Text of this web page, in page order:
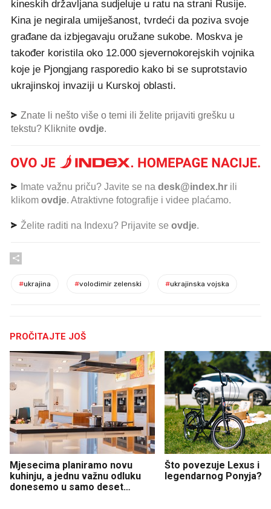
kineskih državljana sudjeluje u ratu na strani Rusije.
Kina je negirala umiješanost, tvrdeći da poziva svoje
građane da izbjegavaju oružane sukobe. Moskva je
također koristila oko 12.000 sjevernokorejskih vojnika
koje je Pjongjang rasporedio kako bi se suprotstavio
ukrajinskoj invaziji u Kurskoj oblasti.
Znate li nešto više o temi ili želite prijaviti grešku u
tekstu? Kliknite ovdje.
Imate važnu priču? Javite se na desk@index.hr ili
klikom ovdje. Atraktivne fotografije i videe plaćamo.
Želite raditi na Indexu? Prijavite se ovdje.
#ukrajina #volodimir zelenski #ukrajinska vojska
PROČITAJTE JOŠ
Mjesecima planiramo novu
kuhinju, a jednu važnu odluku
donesemo u samo deset
Što povezuje Lexus i
legendarnog Ponyja?